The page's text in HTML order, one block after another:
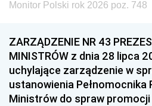
Monitor Polski rok 2026 poz. 748
ZARZĄDZENIE NR 43
MINISTRÓW z dnia 28 lipca
uchylające zarządzenie w
ustanowienia Pełnomocnika
Ministrów do spraw